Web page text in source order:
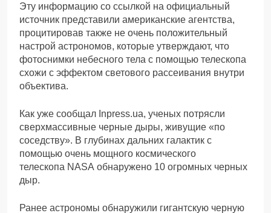
Эту информацию со ссылкой на официальный
источник представили американские агентства,
процитировав также не очень положительный
настрой астрономов, которые утверждают, что
фотоснимки небесного тела с помощью телескопа
схожи с эффектом светового рассеивания внутри
объектива.
Как уже сообщал Inpress.ua, ученых потрясли
сверхмассивные черные дыры, живущие «по
соседству». В глубинах дальних галактик с
помощью очень мощного космического
телескопа NASA обнаружено 10 огромных черных
дыр.
Ранее астрономы обнаружили гигантскую черную